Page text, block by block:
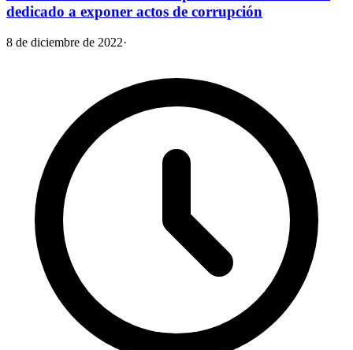
dedicado a exponer actos de corrupción
8 de diciembre de 2022·